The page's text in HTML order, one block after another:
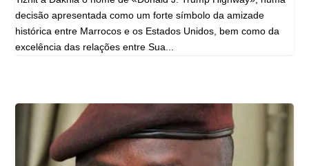
decisão apresentada como um forte símbolo da amizade
histórica entre Marrocos e os Estados Unidos, bem como da
excelência das relações entre Sua...